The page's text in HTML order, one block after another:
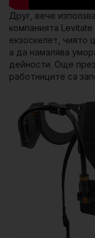
Друг, вече
компанията
екзоскелет, чиято
а да намалява
дейности. Още
работниците са